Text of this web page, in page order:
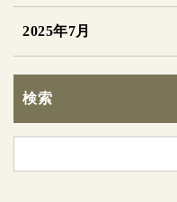
2025年7月
検索